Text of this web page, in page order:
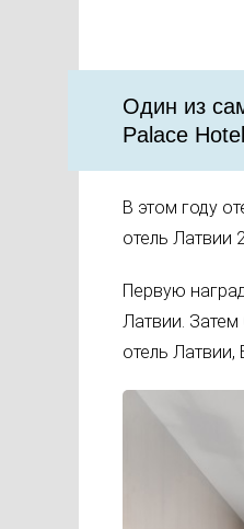
Один из
Palace
В этом году
отель Латвии
Первую
Латвии.
отель